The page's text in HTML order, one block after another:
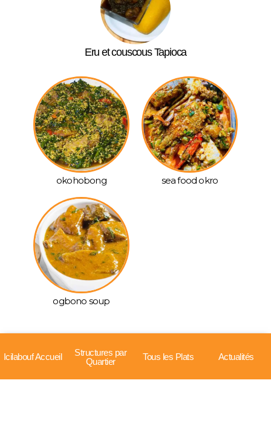
Icilabouf Accueil
Structures par
Quartier
Tous les Plats Actualités
Eru et couscous Tapioca
okohobong sea food okro
ogbono soup